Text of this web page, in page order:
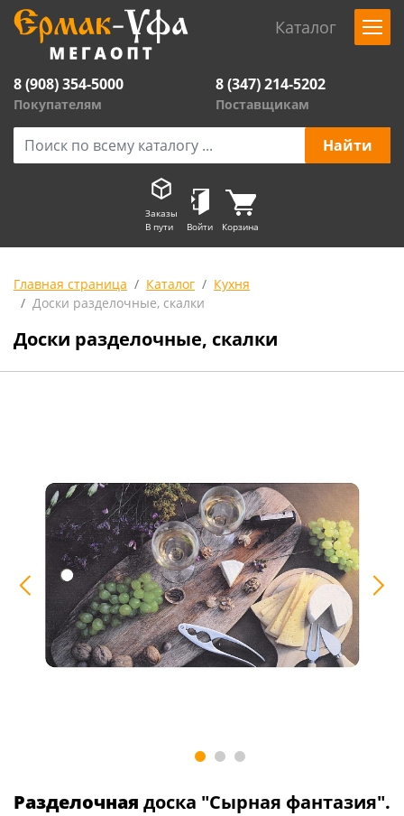
Каталог
8 (908) 354-5000
Покупателям
8 (347) 214-5202
Поставщикам
Заказы
В пути
Войти Корзина
Главная страница Каталог
Кухня
Доски разделочные, скалки
Доски разделочные, скалки
Разделочная доска "Сырная фантазия".